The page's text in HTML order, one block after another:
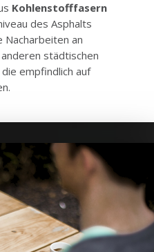
Kohlenstofffasern
des Asphalts
Nacharbeiten an
städtischen
empfindlich auf